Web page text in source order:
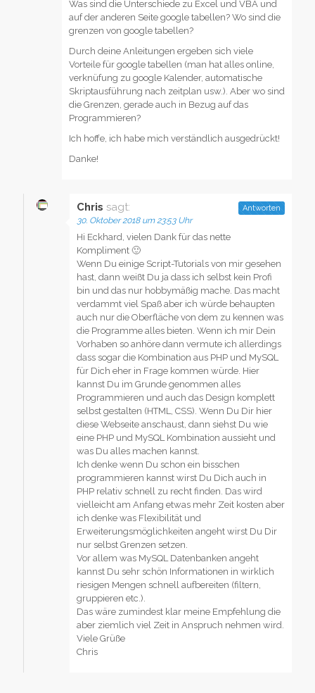
Was sind die Unterschiede zu Excel und VBA und
auf der anderen Seite google tabellen? Wo sind die
grenzen von google tabellen?
Durch deine Anleitungen ergeben sich viele
Vorteile für google tabellen (man hat alles online,
verknüfung zu google Kalender, automatische
Skriptausführung nach zeitplan usw.). Aber wo sind
die Grenzen, gerade auch in Bezug auf das
Programmieren?
Ich hoffe, ich habe mich verständlich ausgedrückt!
Danke!
Chris sagt:
30. Oktober 2018 um 23:53 Uhr
Hi Eckhard, vielen Dank für das nette
Kompliment 🙂
Wenn Du einige Script-Tutorials von mir gesehen
hast, dann weißt Du ja dass ich selbst kein Profi
bin und das nur hobbymäßig mache. Das macht
verdammt viel Spaß aber ich würde behaupten
auch nur die Oberfläche von dem zu kennen was
die Programme alles bieten. Wenn ich mir Dein
Vorhaben so anhöre dann vermute ich allerdings
dass sogar die Kombination aus PHP und MySQL
für Dich eher in Frage kommen würde. Hier
kannst Du im Grunde genommen alles
Programmieren und auch das Design komplett
selbst gestalten (HTML, CSS). Wenn Du Dir hier
diese Webseite anschaust, dann siehst Du wie
eine PHP und MySQL Kombination aussieht und
was Du alles machen kannst.
Ich denke wenn Du schon ein bisschen
programmieren kannst wirst Du Dich auch in
PHP relativ schnell zu recht finden. Das wird
vielleicht am Anfang etwas mehr Zeit kosten aber
ich denke was Flexibilität und
Erweiterungsmöglichkeiten angeht wirst Du Dir
nur selbst Grenzen setzen.
Vor allem was MySQL Datenbanken angeht
kannst Du sehr schön Informationen in wirklich
riesigen Mengen schnell aufbereiten (filtern,
gruppieren etc.).
Das wäre zumindest klar meine Empfehlung die
aber ziemlich viel Zeit in Anspruch nehmen wird.
Viele Grüße
Chris
Antworten